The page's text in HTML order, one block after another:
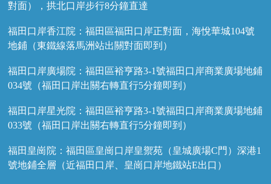
對面），拱北口岸步行8分鐘直達
福田口岸香江院：福田區福田口岸正對面，海悅華城104號
地鋪（東鐵線落馬洲站出關對面即到）
福田口岸廣場院：福田區裕亨路3-1號福田口岸商業廣場地鋪
034號（福田口岸出關右轉直行5分鐘即到）
福田口岸星光院：福田區裕亨路3-1號福田口岸商業廣場地鋪
033號（福田口岸出關右轉直行5分鐘即到）
福田皇崗院：福田區皇崗口岸皇禦苑（皇城廣場C門）深港1
號地鋪全層（近福田口岸、皇崗口岸地鐵站E出口）